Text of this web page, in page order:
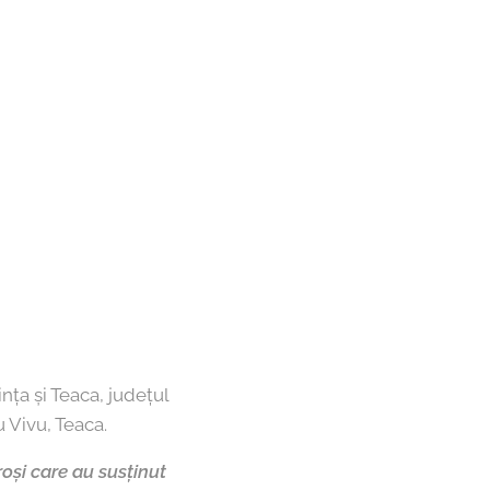
și Teaca, județul
Teaca.
care au susținut